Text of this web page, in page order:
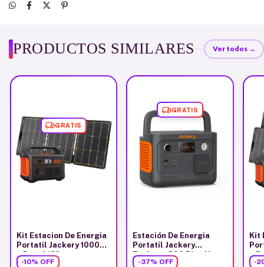
PRODUCTOS SIMILARES Ver todos →
GRATIS
Kit Estacion De Energia
Portatil Jackery 1000w
+ Panel 120w
-10% OFF
GRATIS
Estación De Energia
Portatil Jackery
Explorer 300 Plus Ups
-37% OFF
Kit
+
-